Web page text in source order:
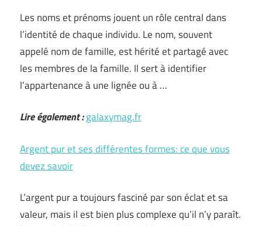
Les noms et prénoms jouent un rôle central dans
l’identité de chaque individu. Le nom, souvent
appelé nom de famille, est hérité et partagé avec
les membres de la famille. Il sert à identifier
l’appartenance à une lignée ou à …
Lire également :galaxymag.fr
Argent pur et ses différentes formes: ce que vous
devez savoir
L’argent pur a toujours fasciné par son éclat et sa
valeur, mais il est bien plus complexe qu’il n’y paraît.